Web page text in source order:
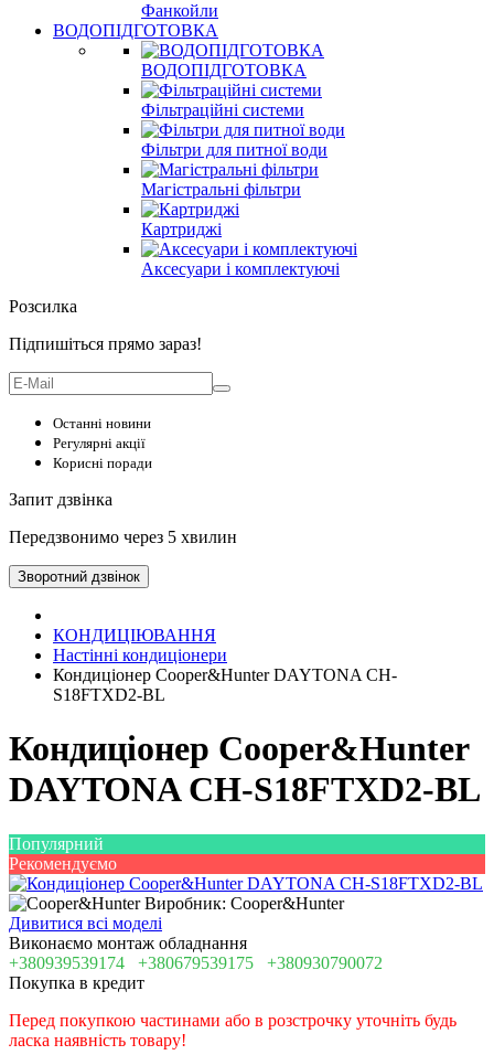
Фанкойли
ВОДОПІДГОТОВКА
ВОДОПІДГОТОВКА
Фільтраційні системи
Фільтри для питної води
Магістральні фільтри
Картриджі
Аксесуари і комплектуючі
Розсилка
Підпишіться прямо зараз!
Останні новини
Регулярні акції
Корисні поради
Запит дзвінка
Передзвонимо через 5 хвилин
Зворотний дзвінок
КОНДИЦІЮВАННЯ
Настінні кондиціонери
Кондиціонер Cooper&Hunter DAYTONA CH-
S18FTXD2-BL
Кондиціонер Cooper&Hunter
DAYTONA CH-S18FTXD2-BL
Популярний
Рекомендуємо
Виробник: Cooper&Hunter
Дивитися всі моделі
Виконаємо монтаж обладнання
+380939539174 +380679539175 +380930790072
Покупка в кредит
Перед покупкою частинами або в розстрочку уточніть будь
ласка наявність товару!